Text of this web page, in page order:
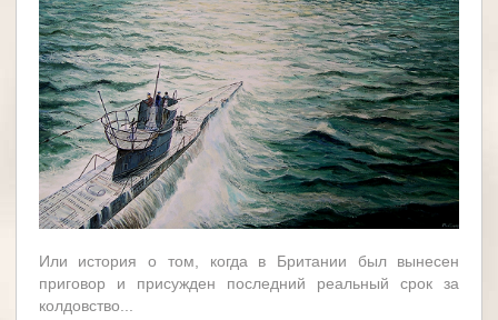
Или история о том, когда в Британии был вынесен
приговор и присужден последний реальный срок за
колдовство...